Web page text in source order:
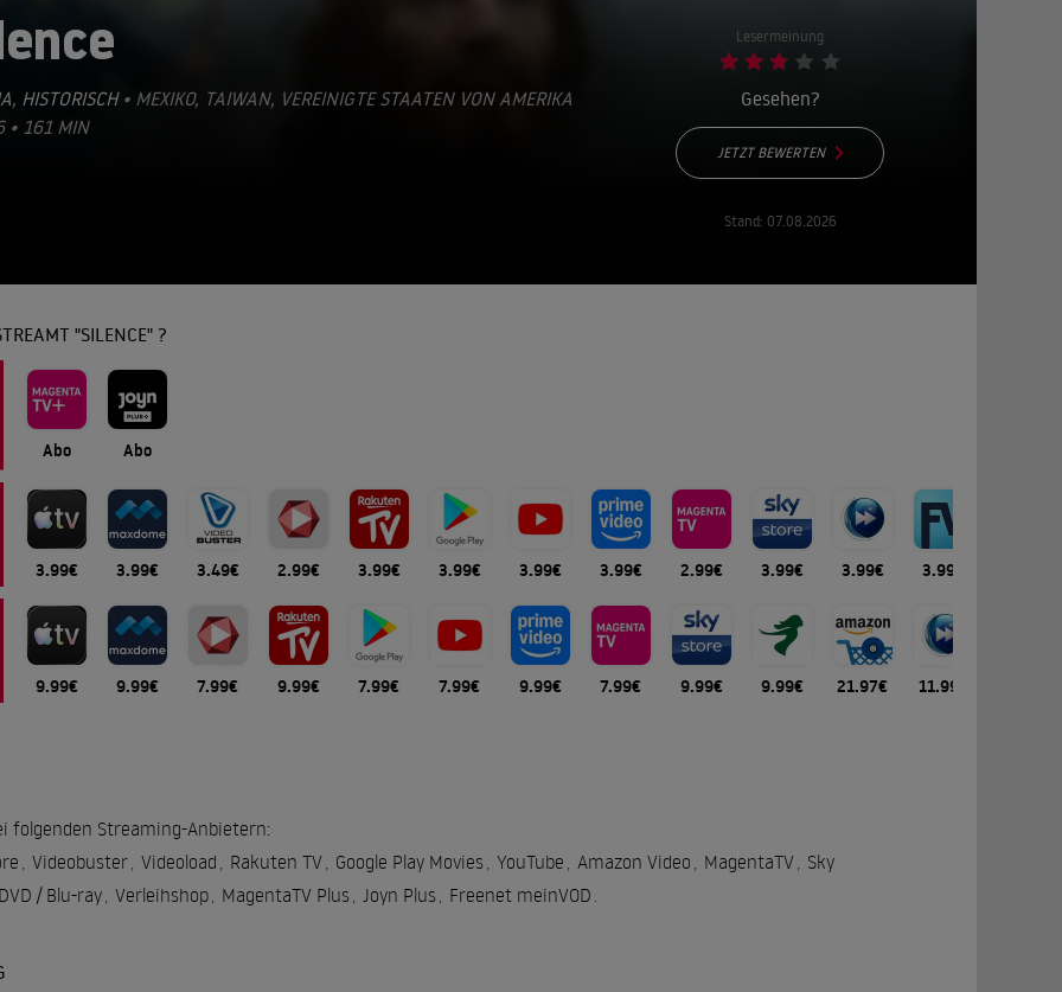
, HISTORISCH• MEXIKO, TAIWAN, VEREINIGTE STAATEN VON AMERIKA
• 161 MIN
Lesermeinung
Gesehen?
JETZT BEWERTEN
Stand: 07.08.2026
"SILENCE" ?
Abo Abo
3.99€ 3.99€ 3.49€ 2.99€ 3.99€ 3.99€ 3.99€ 3.99€ 2.99€ 3.99€ 3.99€ 3.99€
9.99€ 9.99€ 7.99€ 9.99€ 7.99€ 7.99€ 9.99€ 7.99€ 9.99€ 9.99€ 21.97€ 11.99€
folgenden Streaming-Anbietern:
Videobuster Videoload Rakuten TV Google Play Movies YouTube Amazon Video MagentaTV
Sky
/ Blu-ray Verleihshop MagentaTV Plus Joyn Plus Freenet meinVOD